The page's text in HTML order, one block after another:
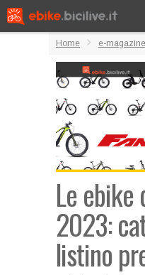
Home e-magazine
Le ebike
2023:
listino